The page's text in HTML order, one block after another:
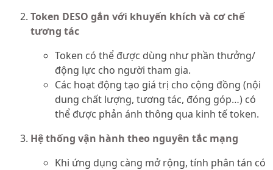
Token DESO gắn với khuyến khích và cơ chế
tương tác
Token có thể được dùng như phần thưởng/
động lực cho người tham gia.
Các hoạt động tạo giá trị cho cộng đồng (nội
dung chất lượng, tương tác, đóng góp…) có
thể được phản ánh thông qua kinh tế token.
Hệ thống vận hành theo nguyên tắc mạng
Khi ứng dụng càng mở rộng, tính phân tán có